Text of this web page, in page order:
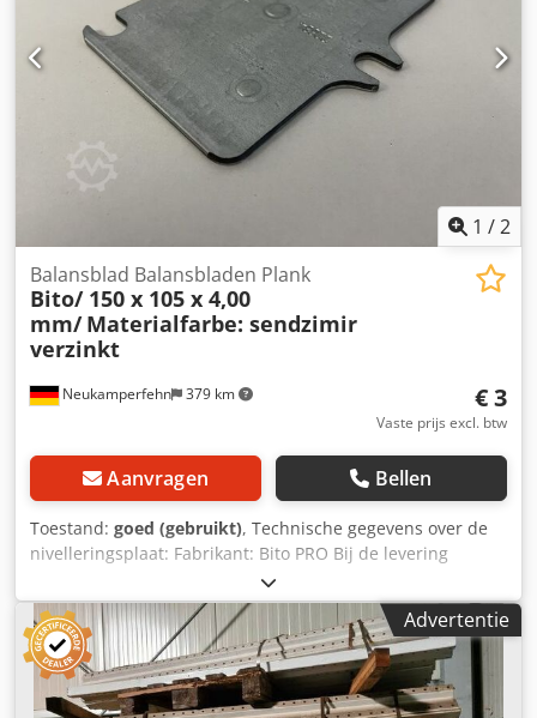
maximale etiketbreedte: 150 mm, maximale
etiketteringscapaciteit: 200/min. 4)
Doorloopmetaaldetector Loma EMC, bouwjaar: 2013. Dit
betreft een complete snij- en verpakkingslijn inclusief
randapparatuur. Documentatie is aanwezig. Een
bezichtiging ter plaatse is mogelijk. Dwedpozli T Iofx Aagja
1 /2
Neukamperfehn 379 km
Balansblad Balansbladen Plank
Bito/ 150 x 105 x 4,00
mm/ Materialfarbe: sendzimir
verzinkt
€ 3
Vaste prijs excl. btw
Aanvragen Bellen
Toestand: goed (gebruikt), Technische gegevens over de
nivelleringsplaat: Fabrikant: Bito PRO Bij de levering
inbegrepen: Dedji Hkngopfx Aagjwa 01x nivelleringsplaat,
gebruikt Geschikt voor voetplaat M; welke gemonteerd is
op de staander P4-P6 Materiaalkleur: sendzimir verzinkt
Totale breedte: ca. 150 mm Totale diepte: ca. 105 mm
Materiaalsterkte: ca. 4,00 mm Hart-op-hart afstand gaten:
ca. 120 mm Gewicht: ca. 0,46 kg | st.
Advertentie